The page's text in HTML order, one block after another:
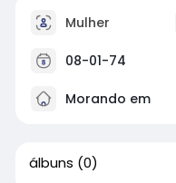
Mulher
08-01-74
Morando em
álbuns (0)